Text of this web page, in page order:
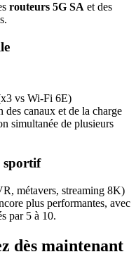
routeurs 5G SA et des
vs Wi-Fi 6E)
des canaux et de la charge
simultanée de plusieurs
sportif
métavers, streaming 8K)
plus performantes, avec
par 5 à 10.
dès maintenant